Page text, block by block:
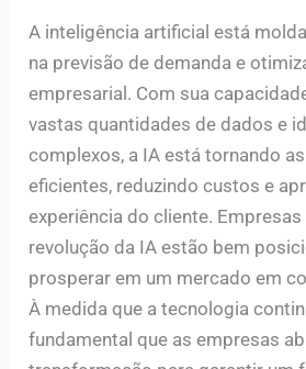
A inteligência artificial está
na previsão de demanda e
empresarial. Com sua
vastas quantidades de dados e
complexos, a IA está tornando
eficientes, reduzindo custos e
experiência do cliente.
revolução da IA estão bem
prosperar em um mercado em
À medida que a tecnologia
fundamental que as empresas